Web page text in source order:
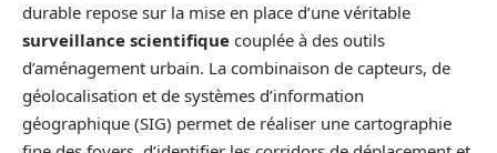
durable repose sur la mise en place d’une véritable
surveillance scientifique couplée à des outils
d’aménagement urbain. La combinaison de capteurs, de
géolocalisation et de systèmes d’information
géographique (SIG) permet de réaliser une cartographie